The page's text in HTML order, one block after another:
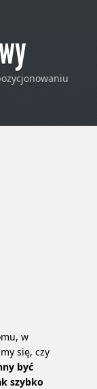
w
się, czy
być
szybko